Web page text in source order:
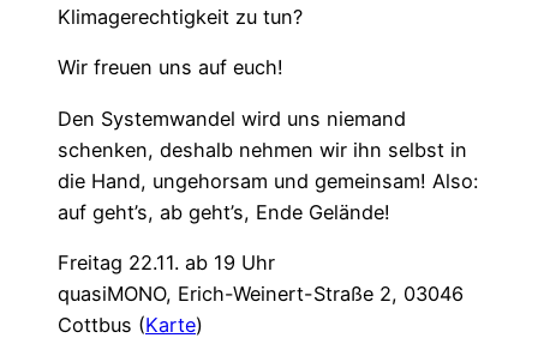
Klimagerechtigkeit zu tun?
Wir freuen uns auf euch!
Den Systemwandel wird uns niemand
schenken, deshalb nehmen wir ihn selbst in
die Hand, ungehorsam und gemeinsam! Also:
auf geht’s, ab geht’s, Ende Gelände!
Freitag 22.11. ab 19 Uhr
quasiMONO, Erich-Weinert-Straße 2, 03046
Cottbus (Karte)